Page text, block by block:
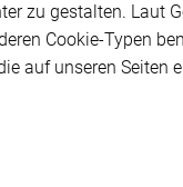
zu gestalten. Laut
Cookie-Typen
auf unseren Seiten